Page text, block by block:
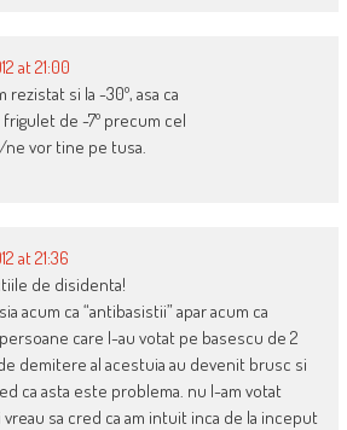
at 21:00
rezistat si la -30º, asa ca
de -7º precum cel
vor tine pe tusa.
at 21:36
de disidenta!
acum ca “antibasistii” apar acum ca
care l-au votat pe basescu de 2
demitere al acestuia au devenit brusc si
ca asta este problema. nu l-am votat
sa cred ca am intuit inca de la inceput